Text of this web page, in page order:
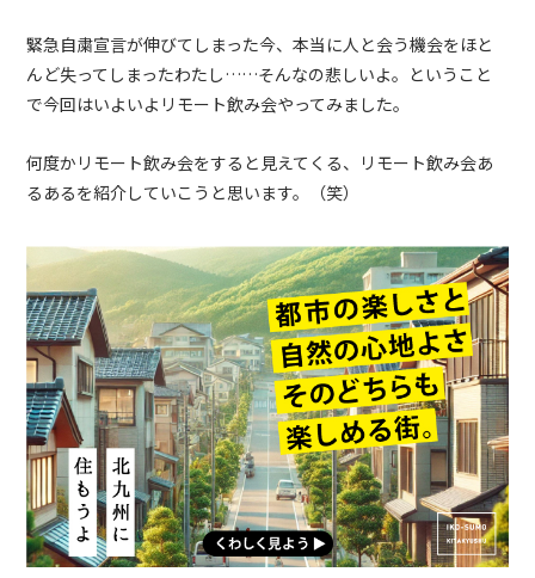
緊急自粛宣言が伸びてしまった今、本当に人と会う機会をほと
んど失ってしまったわたし……そんなの悲しいよ。ということ
で今回はいよいよリモート飲み会やってみました。
何度かリモート飲み会をすると見えてくる、リモート飲み会あ
るあるを紹介していこうと思います。（笑）